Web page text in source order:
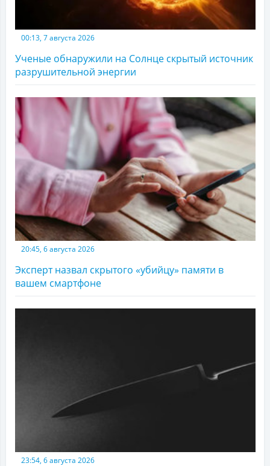
00:13, 7 августа 2026
Ученые обнаружили на Солнце скрытый источник
разрушительной энергии
20:45, 6 августа 2026
Эксперт назвал скрытого «убийцу» памяти в
вашем смартфоне
23:54, 6 августа 2026